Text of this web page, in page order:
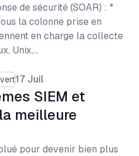
de sécurité (SOAR) : *
la colonne prise en
en charge la collecte
Unix,…
17 Juil
SIEM et
meilleure
pour devenir bien plus